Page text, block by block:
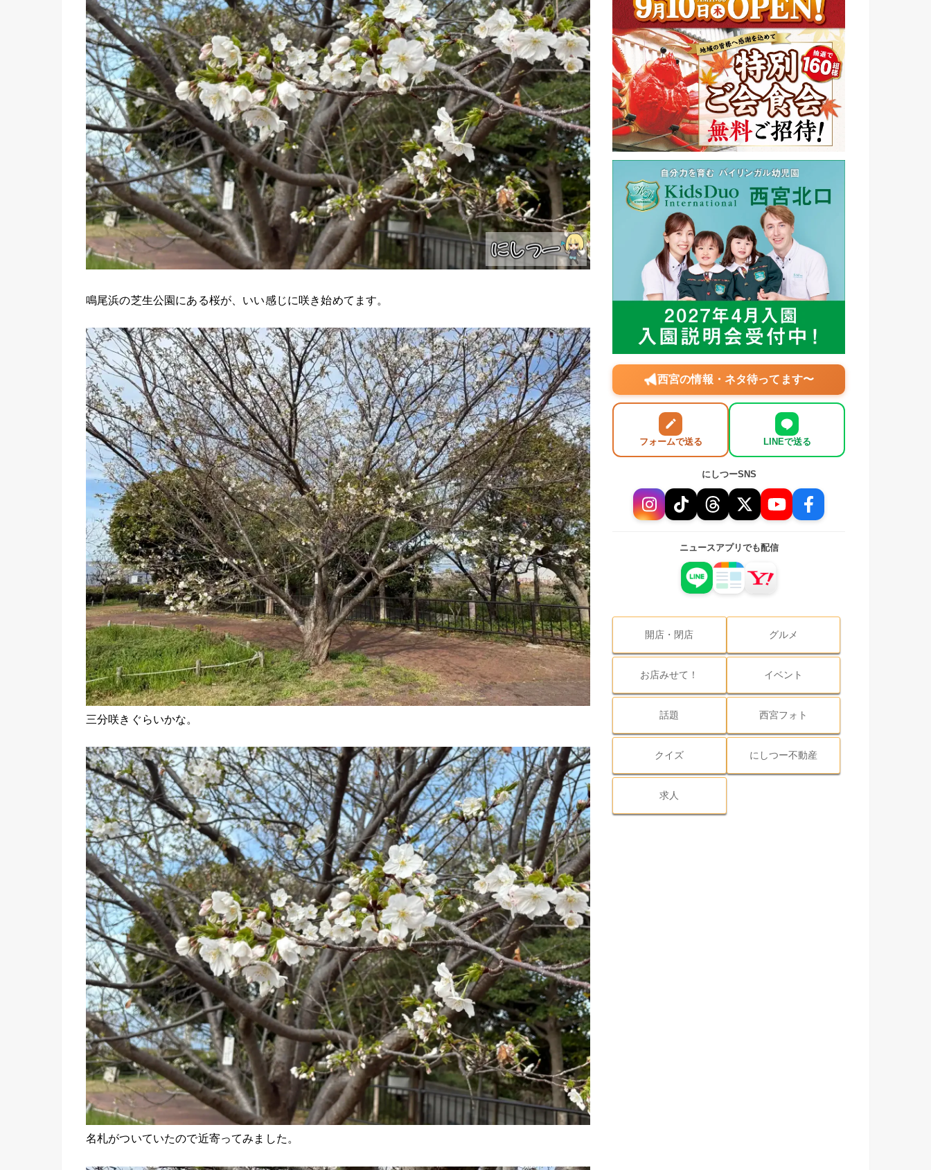
鳴尾浜の芝生公園にある桜が、いい感じに咲き始めてます。
三分咲きぐらいかな。
名札がついていたので近寄ってみました。
西宮の情報・ネタ待ってます〜
フォームで送る LINEで送る
にしつーSNS
ニュースアプリでも配信
開店・閉店 グルメ
お店みせて！ イベント
話題 西宮フォト
クイズ にしつー不動産
求人